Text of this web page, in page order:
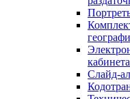
Слайд-